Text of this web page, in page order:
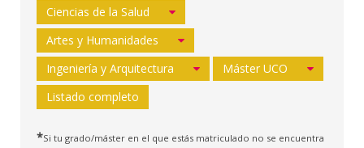
Ciencias de la Salud
Artes y Humanidades
Ingeniería y Arquitectura
Máster UCO
Listado completo
*Si tu grado/máster en el que estás matriculado no se encuentra